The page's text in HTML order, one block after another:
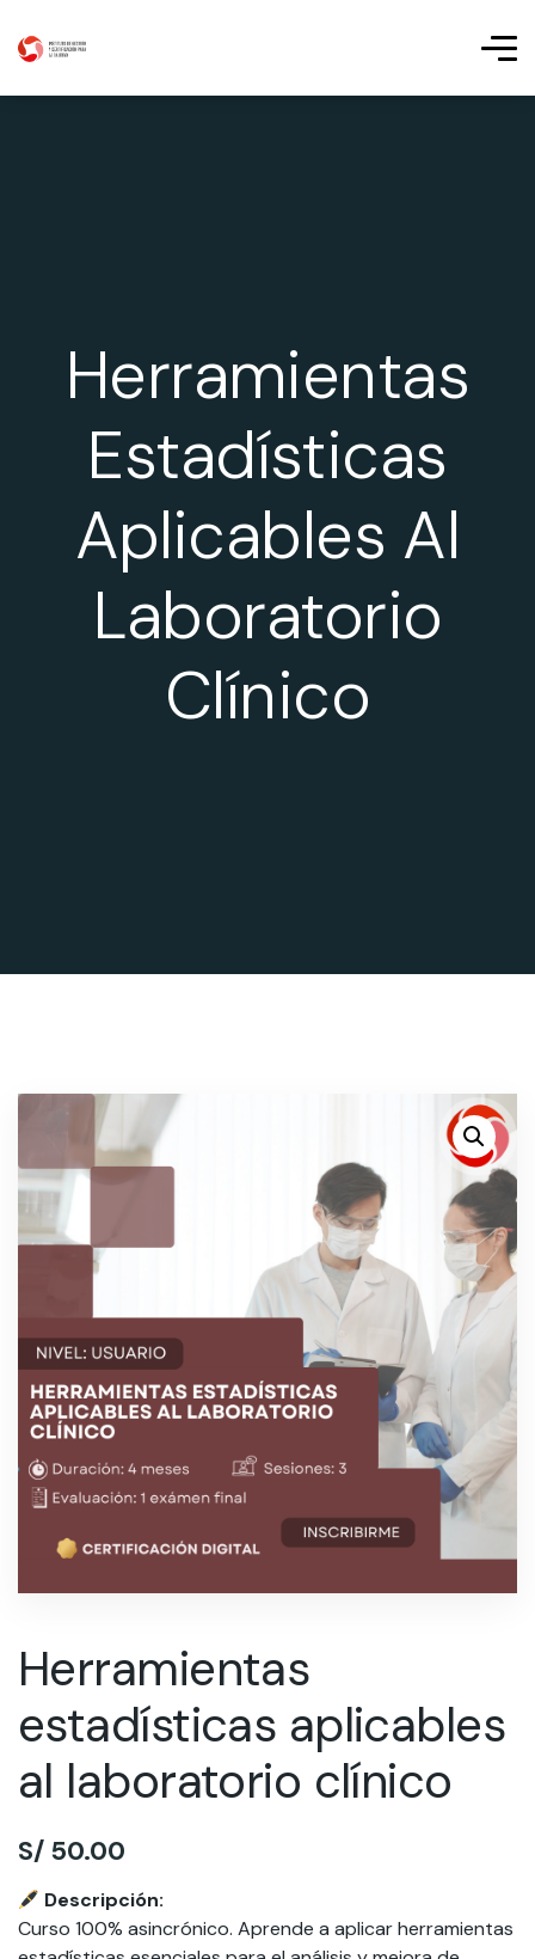
Herramientas
Estadísticas
Aplicables Al
Laboratorio
Clínico
Herramientas
estadísticas aplicables
al laboratorio clínico
S/ 50.00
Descripción:
Curso 100% asincrónico. Aprende a aplicar herramientas